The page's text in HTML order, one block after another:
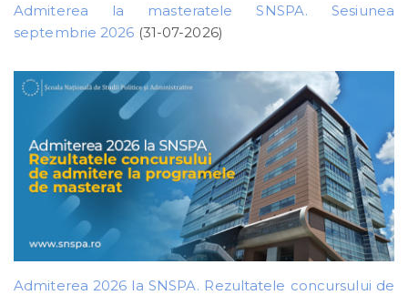
Admiterea la masteratele SNSPA. Sesiunea
septembrie 2026 (31-07-2026)
Admiterea 2026 la SNSPA. Rezultatele concursului de